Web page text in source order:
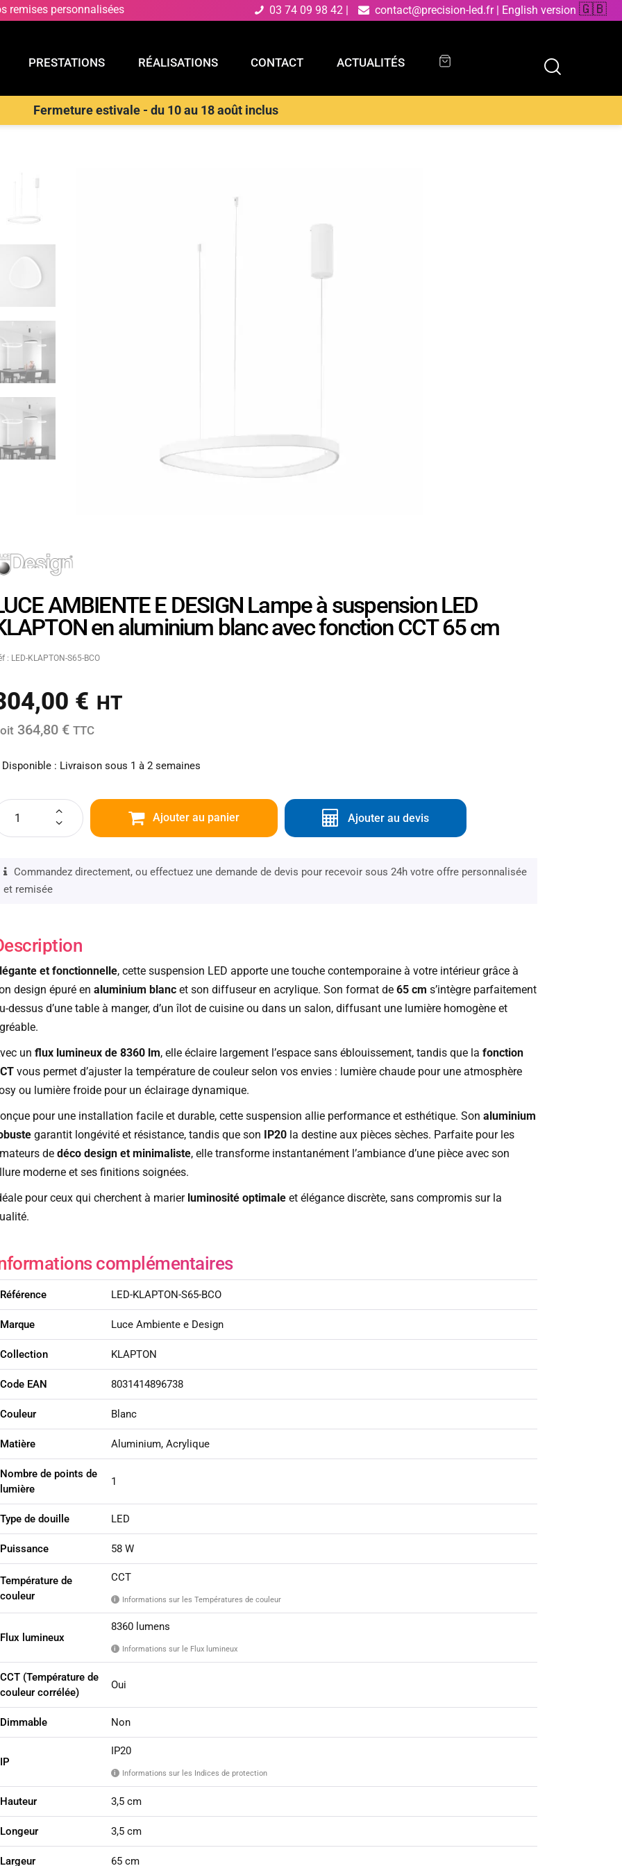
remises personnalisées 03 74 09 98 42 | contact@precision-led.fr | English version 🇬🇧
PRESTATIONS RÉALISATIONS CONTACT ACTUALITÉS
Fermeture estivale - du 10 au 18 août inclus
PRESTATIONS RÉALISATIONS CONTACT
Suspensions Design & Déco>LUCE AMBIENTE E DESIGN Lampe à suspension LED KLAPTON en aluminium
AMBIENTE E DESIGN Lampe à suspension LED
en aluminium blanc avec fonction CCT 65 cm
: LED-KLAPTON-S65-BCO
€ HT
364,80 € TTC
Disponible : Livraison sous 1 à 2 semaines
Ajouter au panier Ajouter au devis
Commandez directement, ou effectuez une demande de devis pour recevoir sous 24h votre offre personnalisée
et remisée
et fonctionnelle, cette suspension LED apporte une touche contemporaine à votre intérieur grâce à
design épuré en aluminium blancet son diffuseur en acrylique. Son format de 65 cm s’intègre parfaitement
dessus d’une table à manger, d’un îlot de cuisine ou dans un salon, diffusant une lumière homogène et
un flux lumineux de 8360 lm, elle éclaire largement l’espace sans éblouissement, tandis que la fonction
vous permet d’ajuster la température de couleur selon vos envies : lumière chaude pour une atmosphère
ou lumière froide pour un éclairage dynamique.
pour une installation facile et durable, cette suspension allie performance et esthétique. Son aluminium
garantit longévité et résistance, tandis que son IP20la destine aux pièces sèches. Parfaite pour les
de déco design et minimaliste, elle transforme instantanément l’ambiance d’une pièce avec son
moderne et ses finitions soignées.
pour ceux qui cherchent à marier luminosité optimaleet élégance discrète, sans compromis sur la
complémentaires
Référence LED-KLAPTON-S65-BCO
Marque Luce Ambiente e Design
Collection KLAPTON
Code EAN 8031414896738
Couleur Blanc
Matière Aluminium, Acrylique
Nombre de points de
lumière
1
Type de douille LED
Puissance 58 W
Température de
couleur
CCT
i Informations sur les Températures de couleur
Flux lumineux
8360 lumens
i Informations sur le Flux lumineux
CCT (Température de
couleur corrélée)
Oui
Dimmable Non
IP
IP20
i Informations sur les Indices de protection
Hauteur 3,5 cm
Longeur 3,5 cm
Largeur 65 cm